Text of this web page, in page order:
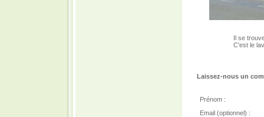
Il se
C'est le
Laissez-nous un
Prénom :
Email (optionnel) :